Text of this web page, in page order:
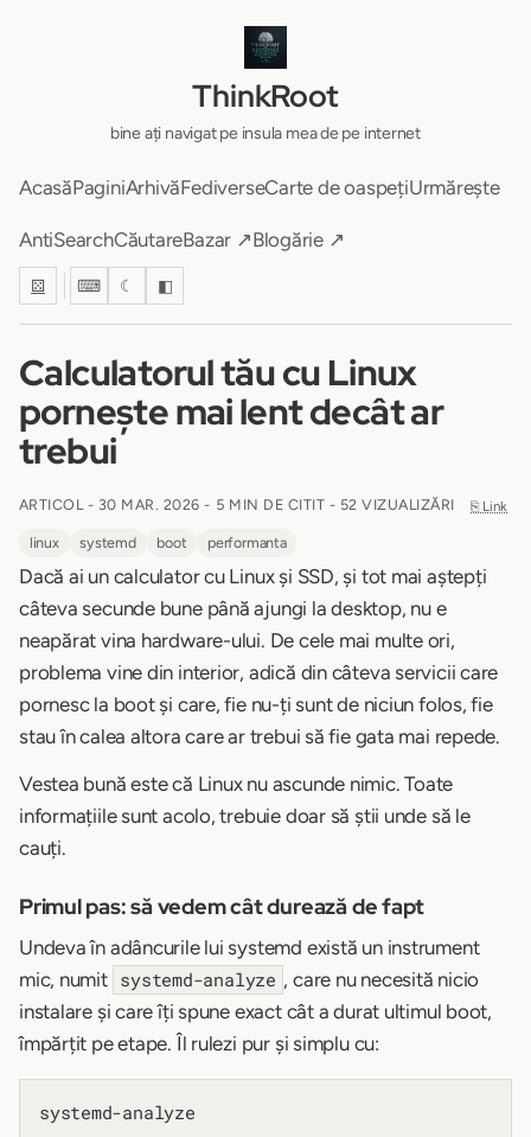
ThinkRoot
bine ați navigat pe insula mea de pe internet
AcasăPaginiArhivăFediverseCarte de oaspețiUrmărește
AntiSearchCăutareBazar ↗Blogărie ↗
⚄ ⌨ ☾ ◧
Calculatorul tău cu Linux
pornește mai lent decât ar
trebui
ARTICOL - 30 MAR. 2026 - 5 MIN DE CITIT - 52 VIZUALIZĂRI ⎘ Link
linux systemd boot performanta
Dacă ai un calculator cu Linux și SSD, și tot mai aștepți
câteva secunde bune până ajungi la desktop, nu e
neapărat vina hardware-ului. De cele mai multe ori,
problema vine din interior, adică din câteva servicii care
pornesc la boot și care, fie nu-ți sunt de niciun folos, fie
stau în calea altora care ar trebui să fie gata mai repede.
Vestea bună este că Linux nu ascunde nimic. Toate
informațiile sunt acolo, trebuie doar să știi unde să le
cauți.
Primul pas: să vedem cât durează de fapt
Undeva în adâncurile lui systemd există un instrument
mic, numit systemd-analyze , care nu necesită nicio
instalare și care îți spune exact cât a durat ultimul boot,
împărțit pe etape. Îl rulezi pur și simplu cu: